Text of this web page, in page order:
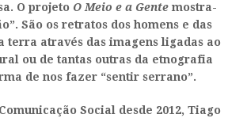
O projeto O Meio e a Gente mostra-
São os retratos dos homens e das
terra através das imagens ligadas ao
ou de tantas outras da etnografia
de nos fazer “sentir serrano”.
Social desde 2012, Tiago